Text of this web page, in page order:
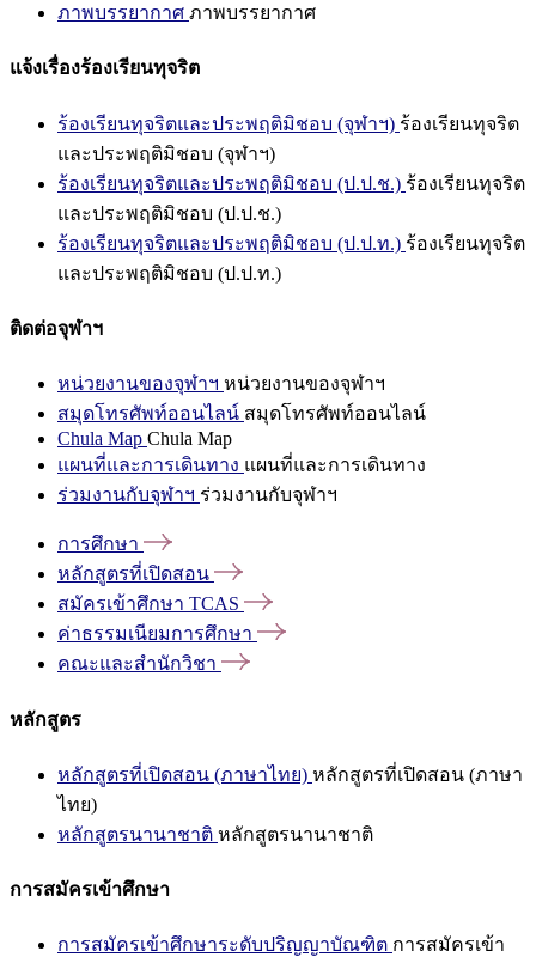
ภาพบรรยากาศ ภาพบรรยากาศ
แจ้งเรื่องร้องเรียนทุจริต
ร้องเรียนทุจริตและประพฤติมิชอบ (จุฬาฯ) ร้องเรียนทุจริต
และประพฤติมิชอบ (จุฬาฯ)
ร้องเรียนทุจริตและประพฤติมิชอบ (ป.ป.ช.) ร้องเรียนทุจริต
และประพฤติมิชอบ (ป.ป.ช.)
ร้องเรียนทุจริตและประพฤติมิชอบ (ป.ป.ท.) ร้องเรียนทุจริต
และประพฤติมิชอบ (ป.ป.ท.)
ติดต่อจุฬาฯ
หน่วยงานของจุฬาฯ หน่วยงานของจุฬาฯ
สมุดโทรศัพท์ออนไลน์ สมุดโทรศัพท์ออนไลน์
Chula Map Chula Map
แผนที่และการเดินทาง แผนที่และการเดินทาง
ร่วมงานกับจุฬาฯ ร่วมงานกับจุฬาฯ
การศึกษา
หลักสูตรที่เปิดสอน
สมัครเข้าศึกษา TCAS
ค่าธรรมเนียมการศึกษา
คณะและสำนักวิชา
หลักสูตร
หลักสูตรที่เปิดสอน (ภาษาไทย) หลักสูตรที่เปิดสอน (ภาษา
ไทย)
หลักสูตรนานาชาติ หลักสูตรนานาชาติ
การสมัครเข้าศึกษา
การสมัครเข้าศึกษาระดับปริญญาบัณฑิต การสมัครเข้า